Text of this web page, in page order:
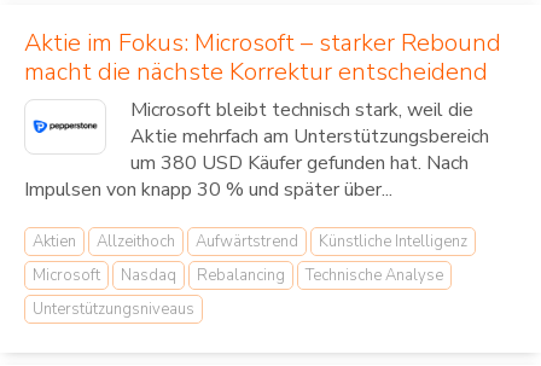
Aktie im Fokus: Microsoft – starker Rebound
macht die nächste Korrektur entscheidend
Microsoft bleibt technisch stark, weil die
Aktie mehrfach am Unterstützungsbereich
um 380 USD Käufer gefunden hat. Nach
Impulsen von knapp 30 % und später über...
Aktien Allzeithoch Aufwärtstrend
Künstliche Intelligenz
Microsoft
Nasdaq Rebalancing
Technische Analyse
Unterstützungsniveaus